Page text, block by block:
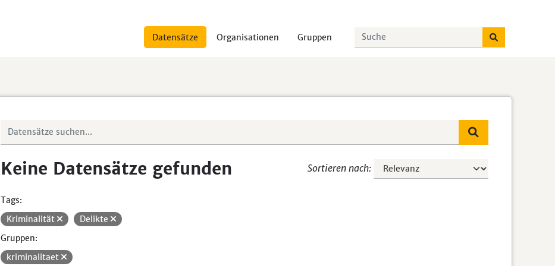
Datensätze Organisationen Gruppen
Sortieren nach
Keine Datensätze gefunden
Tags:
Kriminalität
Delikte
Gruppen:
kriminalitaet